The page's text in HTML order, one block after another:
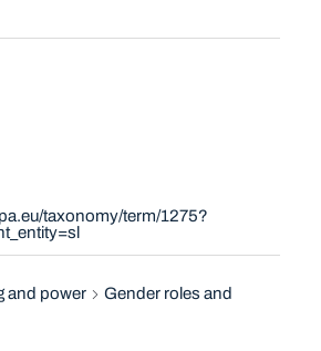
taxonomy/term/1275?
and power
Gender roles and